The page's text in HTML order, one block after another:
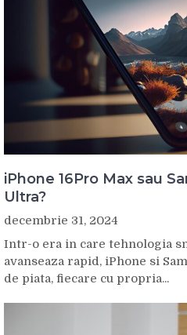
iPhone 16Pro Max sau
Ultra?
decembrie 31, 2024
Intr-o era in care tehnologia
avanseaza rapid, iPhone si
de piata, fiecare cu propria...